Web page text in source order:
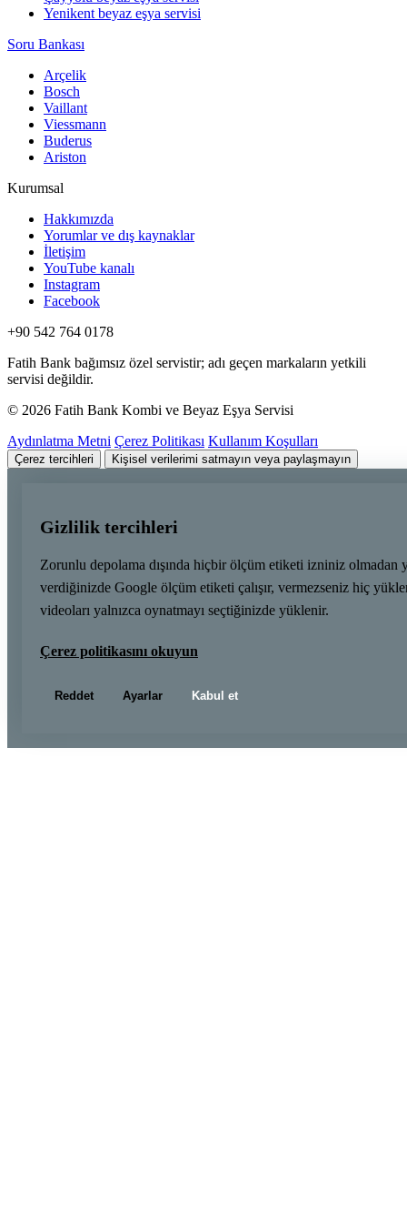
Yenikent beyaz eşya servisi
Soru Bankası
Arçelik
Bosch
Vaillant
Viessmann
Buderus
Ariston
Kurumsal
Hakkımızda
Yorumlar ve dış kaynaklar
İletişim
YouTube kanalı
Instagram
Facebook
+90 542 764 0178
Fatih Bank bağımsız özel servistir; adı geçen markaların yetkili
servisi değildir.
© 2026 Fatih Bank Kombi ve Beyaz Eşya Servisi
Aydınlatma Metni Çerez Politikası Kullanım Koşulları
Çerez tercihleri Kişisel verilerimi satmayın veya paylaşmayın
Gizlilik tercihleri
Zorunlu depolama dışında hiçbir ölçüm etiketi izniniz olmadan
verdiğinizde Google ölçüm etiketi çalışır, vermezseniz hiç
videoları yalnızca oynatmayı seçtiğinizde yüklenir.
Çerez politikasını okuyun
Reddet Ayarlar Kabul et